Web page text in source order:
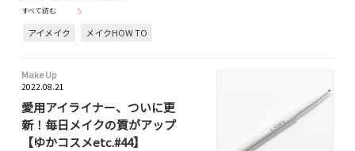
すべて読む
アイメイク メイクHOW TO
Make Up
2022.08.21
愛用アイライナー、ついに更
新！毎日メイクの質がアップ
【ゆかコスメetc.#44】